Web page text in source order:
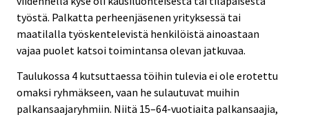
työstä. Palkatta perheenjäsenen yrityksessä tai
maatilalla työskentelevistä henkilöistä ainoastaan
vajaa puolet katsoi toimintansa olevan jatkuvaa.
Taulukossa 4 kutsuttaessa töihin tulevia ei ole erotettu
omaksi ryhmäkseen, vaan he sulautuvat muihin
palkansaajaryhmiin. Niitä 15–64-vuotiaita palkansaajia,